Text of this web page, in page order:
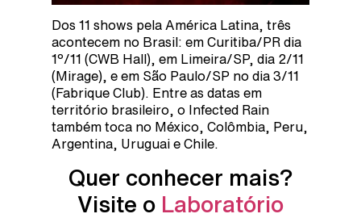
Dos 11 shows pela América Latina, três
acontecem no Brasil: em Curitiba/PR dia
1º/11 (CWB Hall), em Limeira/SP, dia 2/11
(Mirage), e em São Paulo/SP no dia 3/11
(Fabrique Club). Entre as datas em
território brasileiro, o Infected Rain
também toca no México, Colômbia, Peru,
Argentina, Uruguai e Chile.
Quer conhecer mais?
Visite o Laboratório